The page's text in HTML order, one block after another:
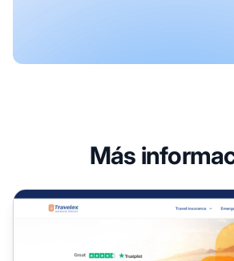
Más
Programa de Afiliados de Travelex